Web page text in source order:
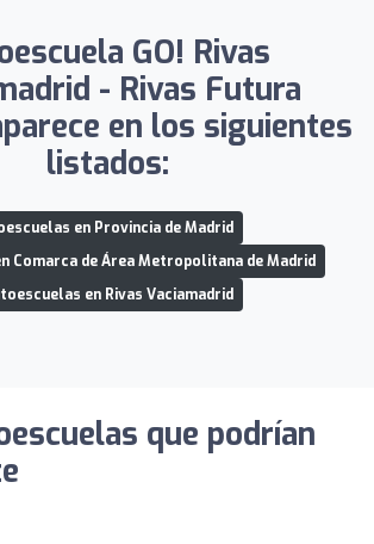
GO! Rivas
- Rivas Futura
en los siguientes
listados:
en Provincia de Madrid
Comarca de Área Metropolitana de Madrid
en Rivas Vaciamadrid
que podrían